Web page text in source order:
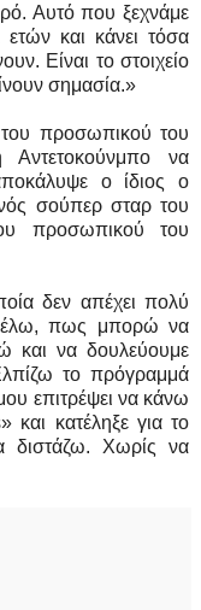
Αυτό που ξεχνάμε
ετών και κάνει τόσα
Είναι το στοιχείο
σημασία.»
προσωπικού του
Αντετοκούνμπο να
ο ίδιος ο
σούπερ σταρ του
προσωπικού του
δεν απέχει πολύ
πως μπορώ να
και να δουλεύουμε
το πρόγραμμά
επιτρέψει να κάνω
και κατέληξε για το
διστάζω. Χωρίς να